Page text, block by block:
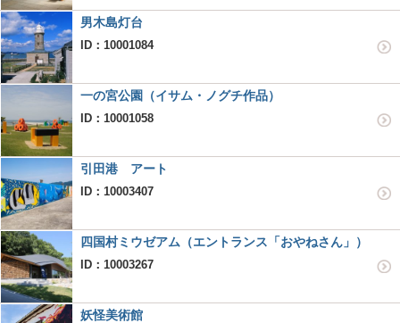
男木島灯台
ID：10001084
一の宮公園（イサム・ノグチ作品）
ID：10001058
引田港 アート
ID：10003407
四国村ミウゼアム（エントランス「おやねさん」）
ID：10003267
妖怪美術館